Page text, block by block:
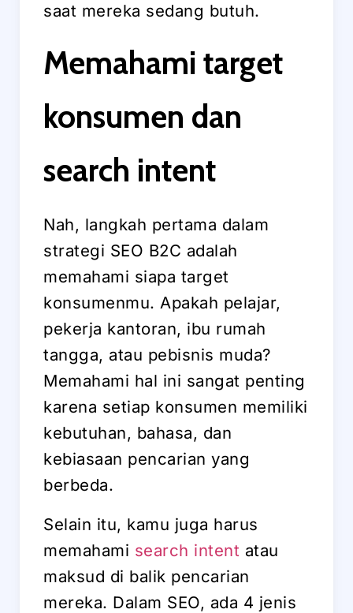
saat mereka sedang butuh.
Memahami target
konsumen dan
search intent
Nah, langkah pertama dalam
strategi SEO B2C adalah
memahami siapa target
konsumenmu. Apakah pelajar,
pekerja kantoran, ibu rumah
tangga, atau pebisnis muda?
Memahami hal ini sangat penting
karena setiap konsumen memiliki
kebutuhan, bahasa, dan
kebiasaan pencarian yang
berbeda.
Selain itu, kamu juga harus
memahami search intent atau
maksud di balik pencarian
mereka. Dalam SEO, ada 4 jenis